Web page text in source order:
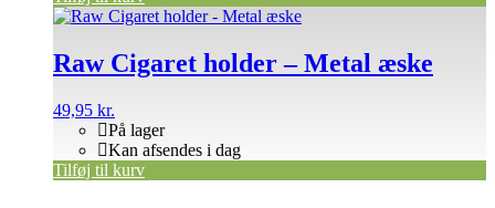
Raw Cigaret holder – Metal æske
49,95 kr.
På lager
Kan afsendes i dag
Tilføj til kurv